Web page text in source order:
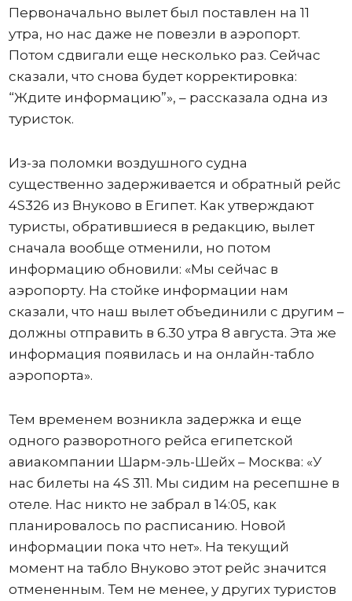
Первоначально вылет был поставлен на 11
утра, но нас даже не повезли в аэропорт.
Потом сдвигали еще несколько раз. Сейчас
сказали, что снова будет корректировка:
“Ждите информацию”», – рассказала одна из
туристок.
Из-за поломки воздушного судна
существенно задерживается и обратный рейс
4S326 из Внуково в Египет. Как утверждают
туристы, обратившиеся в редакцию, вылет
сначала вообще отменили, но потом
информацию обновили: «Мы сейчас в
аэропорту. На стойке информации нам
сказали, что наш вылет объединили с другим –
должны отправить в 6.30 утра 8 августа. Эта же
информация появилась и на онлайн-табло
аэропорта».
Тем временем возникла задержка и еще
одного разворотного рейса египетской
авиакомпании Шарм-эль-Шейх – Москва: «У
нас билеты на 4S 311. Мы сидим на ресепшне в
отеле. Нас никто не забрал в 14:05, как
планировалось по расписанию. Новой
информации пока что нет». На текущий
момент на табло Внуково этот рейс значится
отмененным. Тем не менее, у других туристов